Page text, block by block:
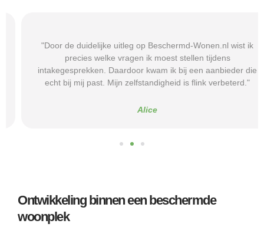
"Door de duidelijke uitleg op Beschermd-Wonen.nl wist ik
precies welke vragen ik moest stellen tijdens
intakegesprekken. Daardoor kwam ik bij een aanbieder die
echt bij mij past. Mijn zelfstandigheid is flink verbeterd."
Alice
Ontwikkeling binnen een beschermde
woonplek